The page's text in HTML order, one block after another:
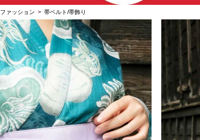
ファッション > 帯ベルト/帯飾り